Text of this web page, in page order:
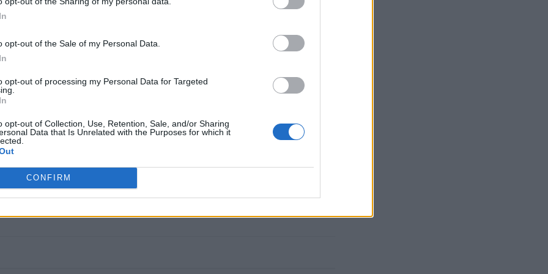
opt-out of the Sale of my Personal Data.
opt-out of processing my Personal Data for Targeted
opt-out of Collection, Use, Retention, Sale, and/or Sharing
Data that Is Unrelated with the Purposes for which it
CONFIRM
ένα θέμα που, όπως είπε, είχε αρχίσει να ξεχνιέται. «
Ένα θέμα που εξ
να σβήσει, το επανέφερε στην επικαιρότητα. Ο άνθρωπος δεν κάνει για αυτήν τη